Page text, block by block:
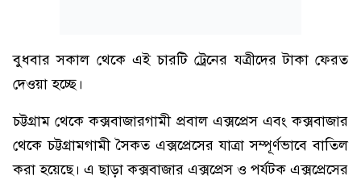
বুধবার সকাল থেকে এই চারটি ট্রেনের যত্রীদের টাকা ফেরত
দেওয়া হচ্ছে।
চট্টগ্রাম থেকে কক্সবাজারগামী প্রবাল এক্সপ্রেস এবং কক্সবাজার
থেকে চট্টগ্রামগামী সৈকত এক্সপ্রেসের যাত্রা সম্পূর্ণভাবে বাতিল
করা হয়েছে। এ ছাড়া কক্সবাজার এক্সপ্রেস ও পর্যটক এক্সপ্রেসের